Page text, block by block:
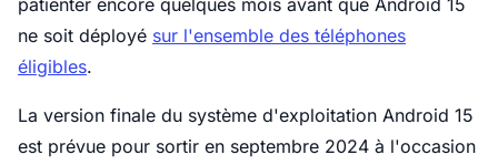
patienter encore quelques mois avant que Android 15
ne soit déployé sur l'ensemble des téléphones
éligibles.
La version finale du système d'exploitation Android 15
est prévue pour sortir en septembre 2024 à l'occasion